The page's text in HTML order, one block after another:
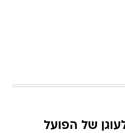
של הפועל